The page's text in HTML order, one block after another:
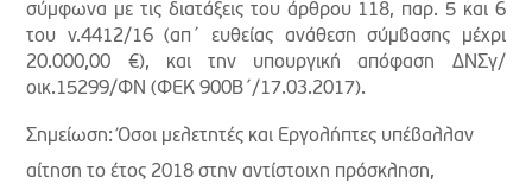
σύμφωνα με τις διατάξεις του άρθρου 118, παρ. 5 και 6
του ν.4412/16 (απ΄ ευθείας ανάθεση σύμβασης μέχρι
20.000,00 €), και την υπουργική απόφαση ΔΝΣγ/
οικ.15299/ΦΝ (ΦΕΚ 900Β΄/17.03.2017).
Σημείωση: Όσοι μελετητές και Εργολήπτες υπέβαλλαν
αίτηση το έτος 2018 στην αντίστοιχη πρόσκληση,